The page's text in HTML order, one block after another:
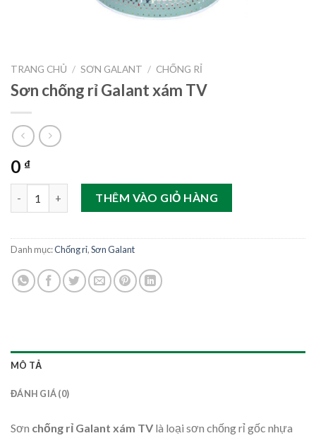
TRANG CHỦ / SƠN GALANT / CHỐNG RỈ
Sơn chống rỉ Galant xám TV
0 ₫
Sơn chống rỉ Galant xám TV số lượng
THÊM VÀO GIỎ HÀNG
Danh mục:Chống rỉ,Sơn Galant
MÔ TẢ
ĐÁNH GIÁ (0)
Sơn chống rỉ Galant xám TV là loại sơn chống rỉ gốc nhựa